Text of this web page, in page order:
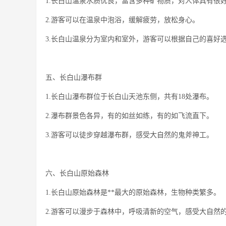
2.游客可以在温泉中泡浴，缓解疲劳，放松身心。
3.长白山温泉分为室内和室外，游客可以根据自己的喜好选
五、长白山瀑布群
1.长白山瀑布群位于长白山天池东侧，共有18处瀑布。
2.瀑布群景色各异，有的如丝如练，有的如飞流直下。
3.游客可以徒步穿越瀑布群，感受大自然的鬼斧神工。
六、长白山原始森林
1.长白山原始森林是**最大的原始森林，生物种类繁多。
2.游客可以漫步于森林中，呼吸清新的空气，感受大自然的